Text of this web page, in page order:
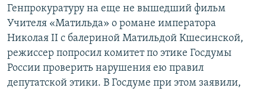
Генпрокуратуру на еще не вышедший фильм
Учителя «Матильда» о романе императора
Николая II с балериной Матильдой Кшесинской,
режиссер попросил комитет по этике Госдумы
России проверить нарушения ею правил
депутатской этики. В Госдуме при этом заявили,